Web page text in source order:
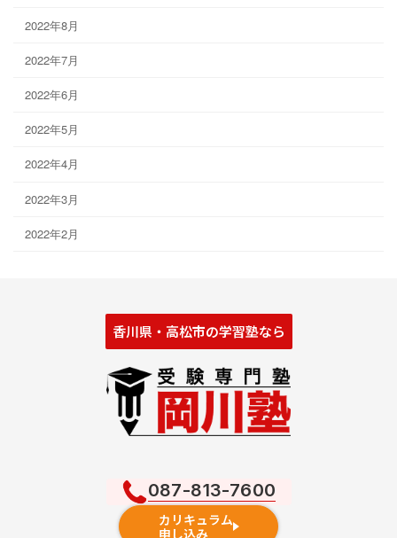
2022年8月
2022年7月
2022年6月
2022年5月
2022年4月
2022年3月
2022年2月
香川県・高松市の学習塾なら
087-813-7600
カリキュラム
申し込み